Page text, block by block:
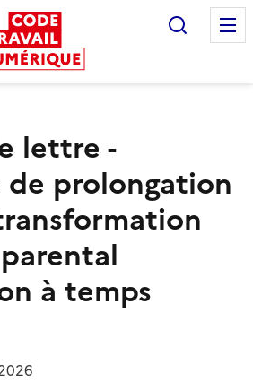
lettre -
de prolongation
à temps